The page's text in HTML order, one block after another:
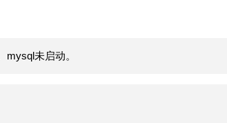
未启动。